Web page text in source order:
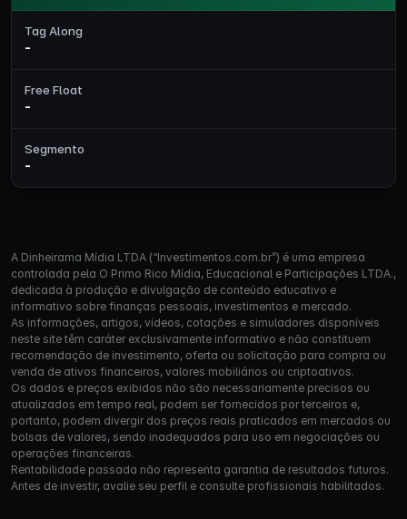
Tag Along
-
Free Float
-
Segmento
-
A Dinheirama Mídia LTDA (“Investimentos.com.br”) é uma empresa
controlada pela O Primo Rico Mídia, Educacional e Participações LTDA.,
dedicada à produção e divulgação de conteúdo educativo e
informativo sobre finanças pessoais, investimentos e mercado.
As informações, artigos, vídeos, cotações e simuladores disponíveis
neste site têm caráter exclusivamente informativo e não constituem
recomendação de investimento, oferta ou solicitação para compra ou
venda de ativos financeiros, valores mobiliários ou criptoativos.
Os dados e preços exibidos não são necessariamente precisos ou
atualizados em tempo real, podem ser fornecidos por terceiros e,
portanto, podem divergir dos preços reais praticados em mercados ou
bolsas de valores, sendo inadequados para uso em negociações ou
operações financeiras.
Rentabilidade passada não representa garantia de resultados futuros.
Antes de investir, avalie seu perfil e consulte profissionais habilitados.